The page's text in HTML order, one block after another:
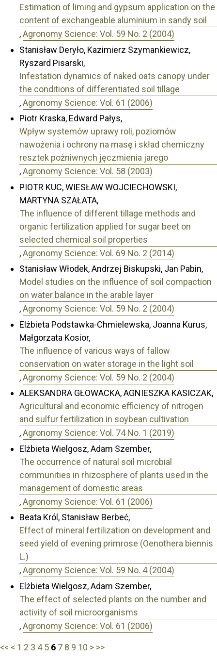
Estimation of liming and gypsum application on the
content of exchangeable aluminium in sandy soil
,Agronomy Science: Vol. 59 No. 2 (2004)
Stanisław Deryło, Kazimierz Szymankiewicz,
Ryszard Pisarski,
Infestation dynamics of naked oats canopy under
the conditions of differentiated soil tillage
,Agronomy Science: Vol. 61 (2006)
Piotr Kraska, Edward Pałys,
Wpływ systemów uprawy roli, poziomów
nawożenia i ochrony na masę i skład chemiczny
resztek pożniwnych jęczmienia jarego
,Agronomy Science: Vol. 58 (2003)
PIOTR KUC, WIESŁAW WOJCIECHOWSKI,
MARTYNA SZAŁATA,
The influence of different tillage methods and
organic fertilization applied for sugar beet on
selected chemical soil properties
,Agronomy Science: Vol. 69 No. 2 (2014)
Stanisław Włodek, Andrzej Biskupski, Jan Pabin,
Model studies on the influence of soil compaction
on water balance in the arable layer
,Agronomy Science: Vol. 59 No. 2 (2004)
Elżbieta Podstawka-Chmielewska, Joanna Kurus,
Małgorzata Kosior,
The influence of various ways of fallow
conservation on water storage in the light soil
,Agronomy Science: Vol. 59 No. 2 (2004)
ALEKSANDRA GŁOWACKA, AGNIESZKA KASICZAK,
Agricultural and economic efficiency of nitrogen
and sulfur fertilization in soybean cultivation
,Agronomy Science: Vol. 74 No. 1 (2019)
Elżbieta Wielgosz, Adam Szember,
The occurrence of natural soil microbial
communities in rhizosphere of plants used in the
management of domestic areas
,Agronomy Science: Vol. 61 (2006)
Beata Król, Stanisław Berbeć,
Effect of mineral fertilization on development and
seed yield of evening primrose (Oenothera biennis
L.)
,Agronomy Science: Vol. 59 No. 4 (2004)
Elżbieta Wielgosz, Adam Szember,
The effect of selected plants on the number and
activity of soil microorganisms
,Agronomy Science: Vol. 61 (2006)
<< < 1 2 3 4 5 6 7 8 9 10 > >>